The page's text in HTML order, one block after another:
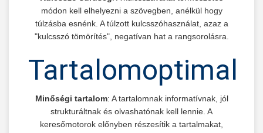
módon kell elhelyezni a szövegben, anélkül hogy
túlzásba esnénk. A túlzott kulcsszóhasználat, azaz a
"kulcsszó tömörítés", negatívan hat a rangsorolásra.
Minőségi tartalom: A tartalomnak informatívnak, jól
strukturáltnak és olvashatónak kell lennie. A
keresőmotorok előnyben részesítik a tartalmakat,